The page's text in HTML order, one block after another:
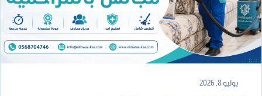
يوليو 8, 2026